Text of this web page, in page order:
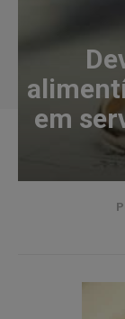
em